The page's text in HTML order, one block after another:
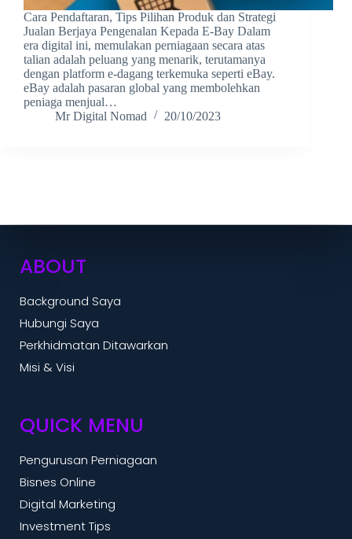
Cara Pendaftaran, Tips Pilihan Produk dan Strategi
Jualan Berjaya Pengenalan Kepada E-Bay Dalam
era digital ini, memulakan perniagaan secara atas
talian adalah peluang yang menarik, terutamanya
dengan platform e-dagang terkemuka seperti eBay.
eBay adalah pasaran global yang membolehkan
peniaga menjual…
Mr Digital Nomad
20/10/2023
ABOUT
Background Saya
Hubungi Saya
Perkhidmatan Ditawarkan
Misi & Visi
QUICK MENU
Pengurusan Perniagaan
Bisnes Online
Digital Marketing
Investment Tips